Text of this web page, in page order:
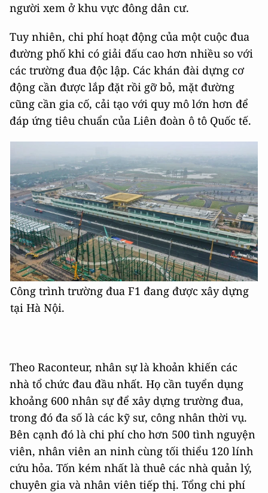
người xem ở khu vực đông dân cư.
Tuy nhiên, chi phí hoạt động của một cuộc đua
đường phố khi có giải đấu cao hơn nhiều so với
các trường đua độc lập. Các khán đài dựng cơ
động cần được lắp đặt rồi gỡ bỏ, mặt đường
cũng cần gia cố, cải tạo với quy mô lớn hơn để
đáp ứng tiêu chuẩn của Liên đoàn ô tô Quốc tế.
Công trình trường đua F1 đang được xây dựng
tại Hà Nội.
Theo Raconteur, nhân sự là khoản khiến các
nhà tổ chức đau đầu nhất. Họ cần tuyển dụng
khoảng 600 nhân sự để xây dựng trường đua,
trong đó đa số là các kỹ sư, công nhân thời vụ.
Bên cạnh đó là chi phí cho hơn 500 tình nguyện
viên, nhân viên an ninh cùng tối thiểu 120 lính
cứu hỏa. Tốn kém nhất là thuê các nhà quản lý,
chuyên gia và nhân viên tiếp thị. Tổng chi phí